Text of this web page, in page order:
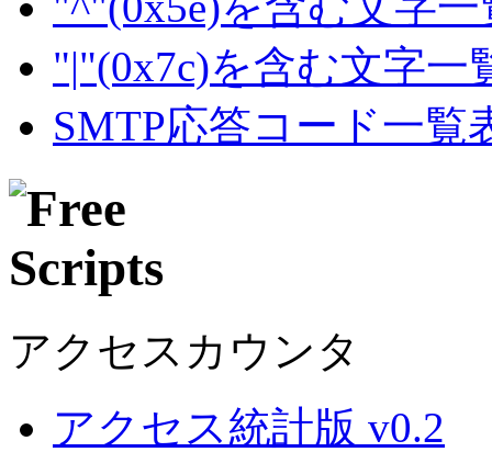
"|"(0x7c)を含む文字一
SMTP応答コード一覧
アクセスカウンタ
アクセス統計版 v0.2